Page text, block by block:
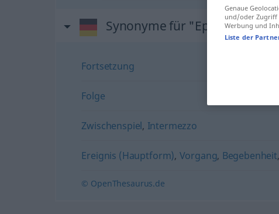
Synonyme für "Episode"
Fortsetzung
Folge
Zwischenspiel, Intermezzo
Ereignis (Hauptform), Vorgang, Begebenheit
© OpenThesaurus.de
Genaue
und/oder Zugriff
Werbung und
Liste der